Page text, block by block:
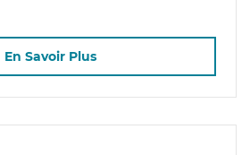
En Savoir Plus